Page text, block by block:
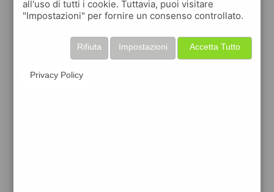
15:00
cielo
34°
all'uso di tutti i cookie. Tuttavia, puoi visitare
"Impostazioni" per fornire un consenso controllato.
Accetta Tutto
Impostazioni
Rifiuta
Privacy Policy